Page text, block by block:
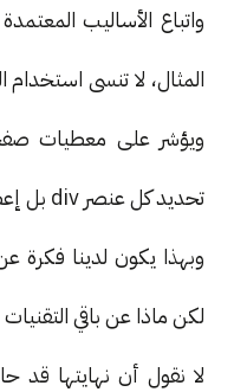
واتباع الأساليب
ويؤشر على معطيات
تحديد كل عنصر div بل إعطاء كل عنصر وسم يناسبه).
لكن ماذا عن باقي
لا نقول أن نهايتها قد